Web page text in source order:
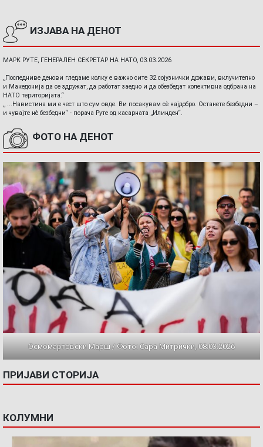
ИЗЈАВА НА ДЕНОТ
МАРК РУТЕ, ГЕНЕРАЛЕН СЕКРЕТАР НА НАТО, 03.03.2026
„Последниве денови гледаме колку е важно сите 32 сојузнички држави, вклучително
и Македонија да се здружат, да работат заедно и да обезбедат колективна одбрана на
НАТО територијата.“
„ ...Навистина ми е чест што сум овде. Ви посакувам сè најдобро. Останете безбедни –
и чувајте нè безбедни“ - порача Руте од касарната „Илинден“.
ФОТО НА ДЕНОТ
Осмомартовски Марш / Фото: Сара Митрички, 08.03.2026
ПРИЈАВИ СТОРИЈА
КОЛУМНИ